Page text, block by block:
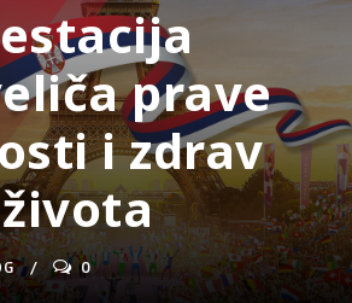
prave
i zdrav
0